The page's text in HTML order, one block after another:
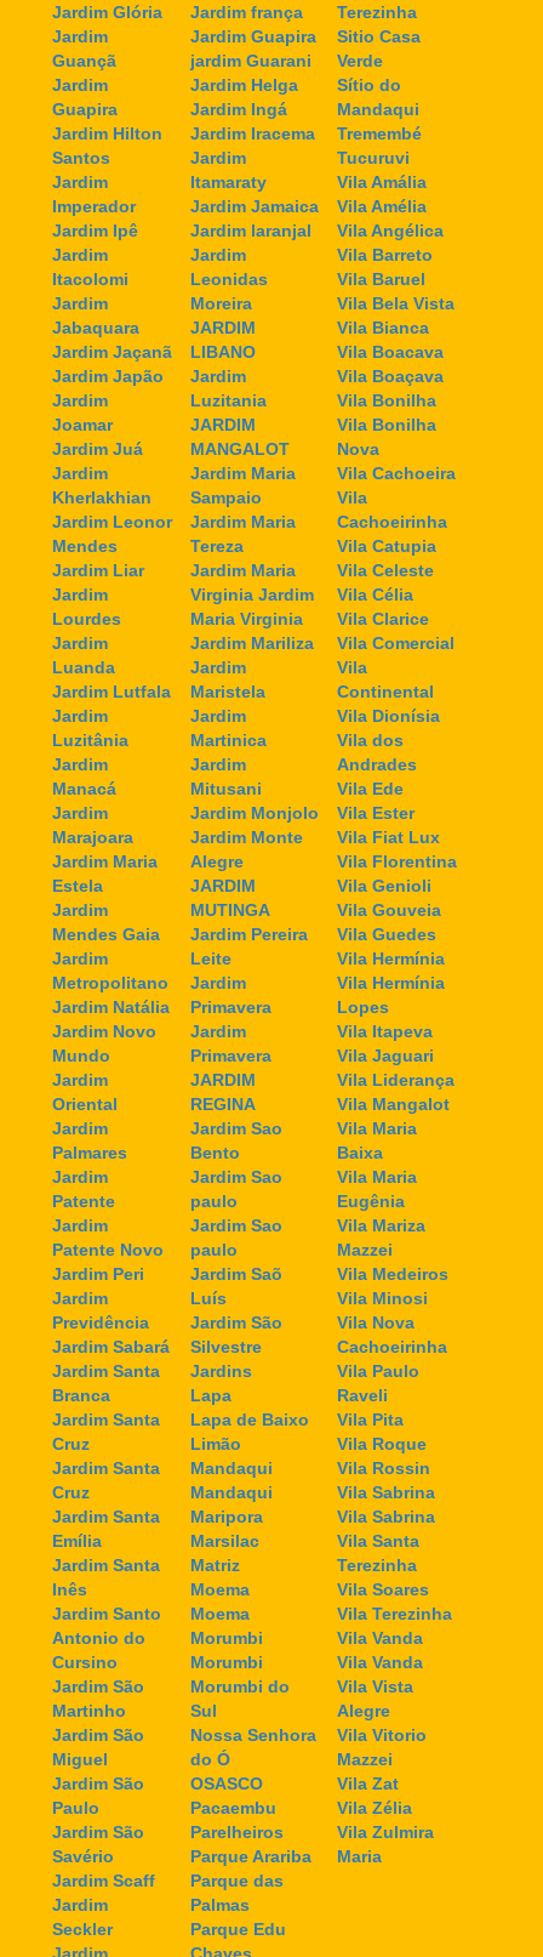
Jardim Glória
Jardim
Guançã
Jardim
Guapira
Jardim Hilton
Santos
Jardim
Imperador
Jardim Ipê
Jardim
Itacolomi
Jardim
Jabaquara
Jardim Jaçanã
Jardim Japão
Jardim
Joamar
Jardim Juá
Jardim
Kherlakhian
Jardim Leonor
Mendes
Jardim Liar
Jardim
Lourdes
Jardim
Luanda
Jardim Lutfala
Jardim
Luzitânia
Jardim
Manacá
Jardim
Marajoara
Jardim Maria
Estela
Jardim
Mendes Gaia
Jardim
Metropolitano
Jardim Natália
Jardim Novo
Mundo
Jardim
Oriental
Jardim
Palmares
Jardim
Patente
Jardim
Patente Novo
Jardim Peri
Jardim
Previdência
Jardim Sabará
Jardim Santa
Branca
Jardim Santa
Cruz
Jardim Santa
Cruz
Jardim Santa
Emília
Jardim Santa
Inês
Jardim Santo
Antonio do
Cursino
Jardim São
Martinho
Jardim São
Miguel
Jardim São
Paulo
Jardim São
Savério
Jardim Scaff
Jardim
Seckler
Jardim
Jardim frança
Jardim Guapira
jardim Guarani
Jardim Helga
Jardim Ingá
Jardim Iracema
Jardim
Itamaraty
Jardim Jamaica
Jardim laranjal
Jardim
Leonidas
Moreira
JARDIM
LIBANO
Jardim
Luzitania
JARDIM
MANGALOT
Jardim Maria
Sampaio
Jardim Maria
Tereza
Jardim Maria
Virginia Jardim
Maria Virginia
Jardim Mariliza
Jardim
Maristela
Jardim
Martinica
Jardim
Mitusani
Jardim Monjolo
Jardim Monte
Alegre
JARDIM
MUTINGA
Jardim Pereira
Leite
Jardim
Primavera
Jardim
Primavera
JARDIM
REGINA
Jardim Sao
Bento
Jardim Sao
paulo
Jardim Sao
paulo
Jardim Saõ
Luís
Jardim São
Silvestre
Jardins
Lapa
Lapa de Baixo
Limão
Mandaqui
Mandaqui
Maripora
Marsilac
Matriz
Moema
Moema
Morumbi
Morumbi
Morumbi do
Sul
Nossa Senhora
do Ó
OSASCO
Pacaembu
Parelheiros
Parque Arariba
Parque das
Palmas
Parque Edu
Chaves
Terezinha
Sitio Casa
Verde
Sítio do
Mandaqui
Tremembé
Tucuruvi
Vila Amália
Vila Amélia
Vila Angélica
Vila Barreto
Vila Baruel
Vila Bela Vista
Vila Bianca
Vila Boacava
Vila Boaçava
Vila Bonilha
Vila Bonilha
Nova
Vila Cachoeira
Vila
Cachoeirinha
Vila Catupia
Vila Celeste
Vila Célia
Vila Clarice
Vila Comercial
Vila
Continental
Vila Dionísia
Vila dos
Andrades
Vila Ede
Vila Ester
Vila Fiat Lux
Vila Florentina
Vila Genioli
Vila Gouveia
Vila Guedes
Vila Hermínia
Vila Hermínia
Lopes
Vila Itapeva
Vila Jaguari
Vila Liderança
Vila Mangalot
Vila Maria
Baixa
Vila Maria
Eugênia
Vila Mariza
Mazzei
Vila Medeiros
Vila Minosi
Vila Nova
Cachoeirinha
Vila Paulo
Raveli
Vila Pita
Vila Roque
Vila Rossin
Vila Sabrina
Vila Sabrina
Vila Santa
Terezinha
Vila Soares
Vila Terezinha
Vila Vanda
Vila Vanda
Vila Vista
Alegre
Vila Vitorio
Mazzei
Vila Zat
Vila Zélia
Vila Zulmira
Maria